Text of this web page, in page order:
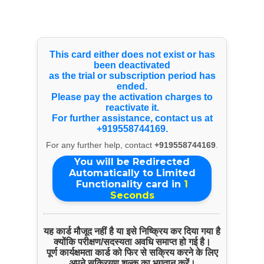
This card either does not exist or has
been deactivated
as the trial or subscription period has
ended.
Please pay the activation charges to
reactivate it.
For further assistance, contact us at
+919558744169.
For any further help, contact +919558744169
You will be Redirected
Automatically to Limited
Functionality card in 1
Seconds
यह कार्ड मौजूद नहीं है या इसे निष्क्रिय कर दिया गया है
क्योंकि परीक्षण/सदस्यता अवधि समाप्त हो गई है।
पूर्ण कार्यक्षमता कार्ड को फिर से सक्रिय करने के लिए
Quick Inquiry
Start Chat
Click to Use AI Scanner to